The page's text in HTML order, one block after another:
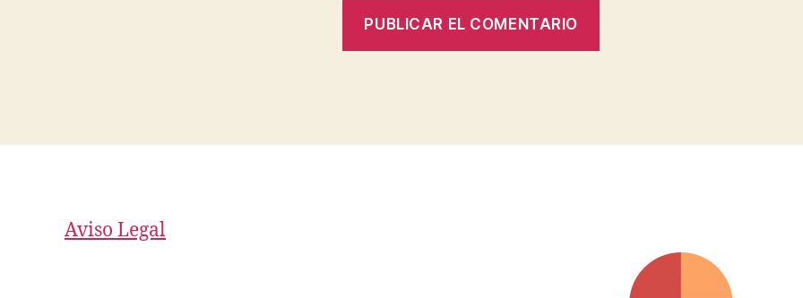
Aviso Legal